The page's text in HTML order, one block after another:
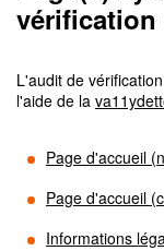
L'audit de
l'aide de la
Page d'accueil
Page d'accueil
Informations